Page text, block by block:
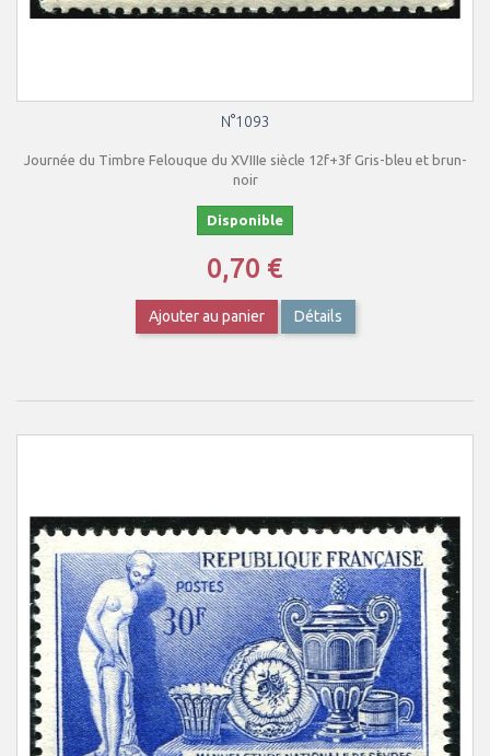
N°1093
Journée du Timbre Felouque du XVIIIe siècle 12f+3f Gris-bleu et brun-
noir
Disponible
0,70 €
Ajouter au panier Détails